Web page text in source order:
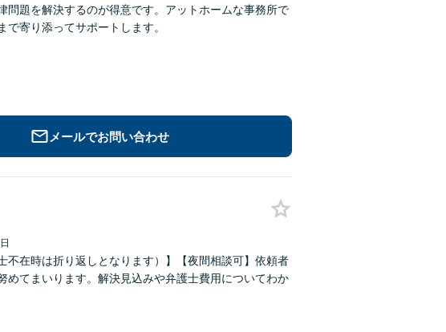
問題を解決するのが得意です。アットホームな事務所で
寄り添ってサポートします。
メールでお問い合わせ
不在時は折り返しとなります）】【夜間相談可】依頼者
てまいります。解決見込みや弁護士費用についてわか